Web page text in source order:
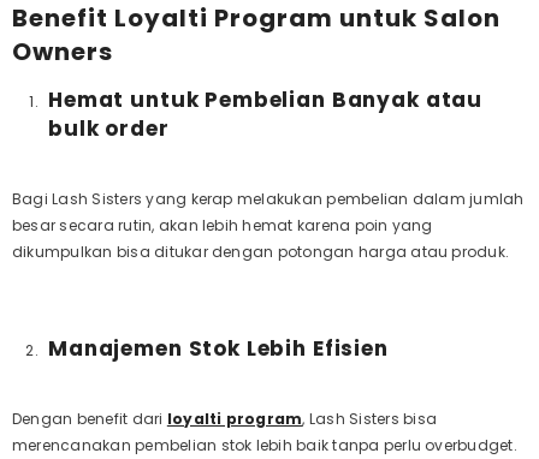
Benefit Loyalti Program untuk Salon
Owners
Hemat untuk Pembelian Banyak atau
bulk order
BagiLash Sistersyang kerap melakukan pembelian dalam jumlah
besar secara rutin, akan lebih hemat karena poin yang
dikumpulkan bisa ditukar dengan potongan harga atau produk.
Manajemen Stok Lebih Efisien
Dengan benefit dari loyalti program, Lash Sistersbisa
merencanakan pembelian stok lebih baik tanpa perlu overbudget.